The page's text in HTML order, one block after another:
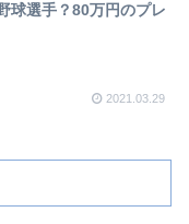
球選手？80万円のプレ
2021.03.29